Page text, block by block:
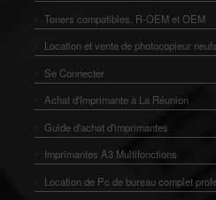
Toners compatibles, R-OEM et OEM
Location et vente de photocopieur
Se Connecter
Achat d'Imprimante à La Réunion
Guide d'achat d'imprimantes
Imprimantes A3 Multifonctions
Location de Pc de bureau complet